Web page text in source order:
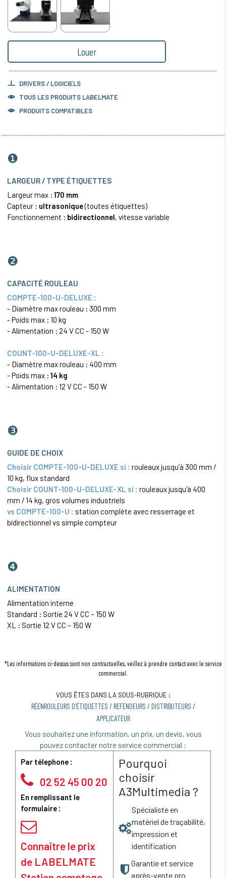
Louer
DRIVERS / LOGICIELS
TOUS LES PRODUITS LABELMATE
PRODUITS COMPATIBLES
❶
LARGEUR / TYPE ÉTIQUETTES
Largeur max : 170 mm
Capteur : ultrasonique(toutes étiquettes)
Fonctionnement : bidirectionnel, vitesse variable
❷
CAPACITÉ ROULEAU
COMPTE-100-U-DELUXE :
- Diamètre max rouleau : 300 mm
- Poids max : 10 kg
- Alimentation : 24 V CC - 150 W
COUNT-100-U-DELUXE-XL :
- Diamètre max rouleau : 400 mm
- Poids max : 14 kg
- Alimentation : 12 V CC - 150 W
❸
GUIDE DE CHOIX
Choisir COMPTE-100-U-DELUXE si : rouleaux jusqu’à 300 mm /
10 kg, flux standard
Choisir COUNT-100-U-DELUXE-XL si : rouleaux jusqu’à 400
mm / 14 kg, gros volumes industriels
vs COMPTE-100-U : station complète avec resserrage et
bidirectionnel vs simple compteur
❹
ALIMENTATION
Alimentation interne
Standard : Sortie 24 V CC – 150 W
XL : Sortie 12 V CC – 150 W
*Les informations ci-dessus sont non contractuelles, veillez à prendre contact avec le service
commercial.
VOUS ÊTES DANS LA SOUS-RUBRIQUE :
RÉENROULEURS D'ÉTIQUETTES / REFENDEURS / DISTRIBUTEURS /
APPLICATEUR
Vous souhaitez une information, un prix, un devis, vous
pouvez contacter notre service commercial :
Par télephone :
02 52 45 00 20
En remplissant le
formulaire :
Connaître le prix
de LABELMATE
Pourquoi
choisir
A3Multimedia ?
Spécialiste en
matériel de traçabilité,
impression et
identification
Garantie et service
après-vente pro